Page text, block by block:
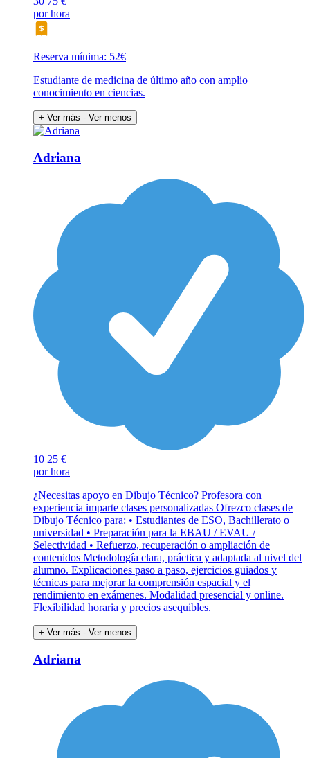
por hora
Reserva mínima: 52€
Estudiante de medicina de último año con amplio
conocimiento en ciencias.
+ Ver más - Ver menos
Adriana
10 25 €
por hora
¿Necesitas apoyo en Dibujo Técnico? Profesora con
experiencia imparte clases personalizadas Ofrezco clases de
Dibujo Técnico para: • Estudiantes de ESO, Bachillerato o
universidad • Preparación para la EBAU / EVAU /
Selectividad • Refuerzo, recuperación o ampliación de
contenidos Metodología clara, práctica y adaptada al nivel del
alumno. Explicaciones paso a paso, ejercicios guiados y
técnicas para mejorar la comprensión espacial y el
rendimiento en exámenes. Modalidad presencial y online.
Flexibilidad horaria y precios asequibles.
+ Ver más - Ver menos
Adriana